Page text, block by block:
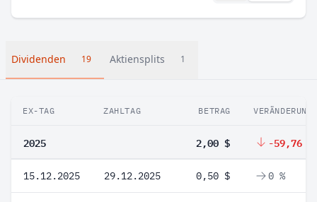
Dividenden 19 Aktiensplits 1
EX-TAG ZAHLTAG BETRAG VERÄNDERUNG
2025 2,00 $ -59,76 %
15.12.2025 29.12.2025 0,50 $ 0 %